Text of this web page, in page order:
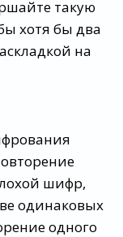
такую
хотя бы два
на
шифр,
одинаковых
одного